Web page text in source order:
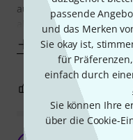
passende
und das Merken
Sie okay ist,
für
einfach durch
Sie können Ihre
über die Cookie-
auf der Box zuverlässig
abweisend, und dünn
Mehr anzeigen
0